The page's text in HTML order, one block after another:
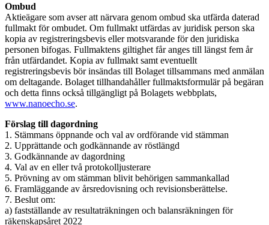
Ombud
Aktieägare som avser att närvara genom ombud ska utfärda daterad
fullmakt för ombudet. Om fullmakt utfärdas av juridisk person ska
kopia av registreringsbevis eller motsvarande för den juridiska
personen bifogas. Fullmaktens giltighet får anges till längst fem år
från utfärdandet. Kopia av fullmakt samt eventuellt
registreringsbevis bör insändas till Bolaget tillsammans med anmälan
om deltagande. Bolaget tillhandahåller fullmaktsformulär på begäran
och detta finns också tillgängligt på Bolagets webbplats,
www.nanoecho.se.
Förslag till dagordning
1. Stämmans öppnande och val av ordförande vid stämman
2. Upprättande och godkännande av röstlängd
3. Godkännande av dagordning
4. Val av en eller två protokolljusterare
5. Prövning av om stämman blivit behörigen sammankallad
6. Framläggande av årsredovisning och revisionsberättelse.
7. Beslut om:
a) fastställande av resultaträkningen och balansräkningen för
räkenskapsåret 2022